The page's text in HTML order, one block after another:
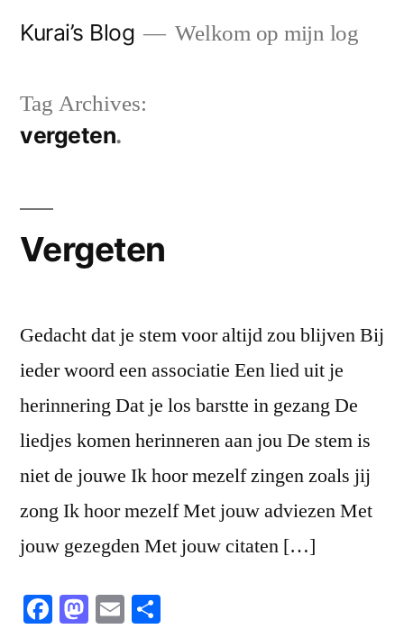
Kurai’s Blog Welkom op mijn log
Tag Archives:
vergeten
Vergeten
Gedacht dat je stem voor altijd zou blijven Bij
ieder woord een associatie Een lied uit je
herinnering Dat je los barstte in gezang De
liedjes komen herinneren aan jou De stem is
niet de jouwe Ik hoor mezelf zingen zoals jij
zong Ik hoor mezelf Met jouw adviezen Met
jouw gezegden Met jouw citaten […]
Facebook
Mastodon
Email